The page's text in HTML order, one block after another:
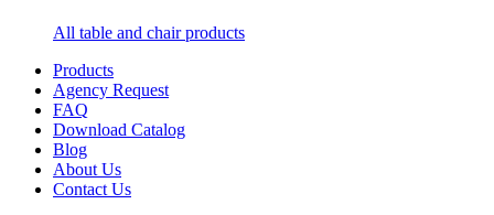
All table and chair products
Products
Agency Request
FAQ
Download Catalog
Blog
About Us
Contact Us